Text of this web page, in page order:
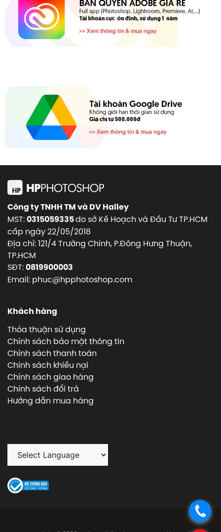
.
Công ty TNHH TM và DV Halley
MST:0315059335do sở Kế Hoạch và Đầu Tư TP.HCM
cấp ngày 22/05/2018
Địa chỉ: 121/4 Trường Chinh, P.Đông Hưng Thuận,
TP.HCM
SĐT:0819900003
Email: phuc@hpphotoshop.com
Khách hàng
Thỏa thuận sử dụng
Chính sách bảo mật thông tin
Chính sách thanh toán
Chính sách khiếu nại
Chính sách giao hàng
Chính sách đổi trả
Hướng dẫn mua hàng